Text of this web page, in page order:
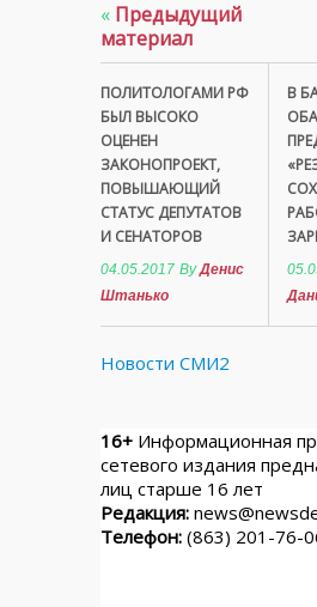
« Предыдущий
материал
ПОЛИТОЛОГАМИ РФ
БЫЛ ВЫСОКО
ОЦЕНЕН
ЗАКОНОПРОЕКТ,
ПОВЫШАЮЩИЙ
СТАТУС ДЕПУТАТОВ
И СЕНАТОРОВ
04.05.2017 ByДенис
Штанько
В
Новости СМИ2
16+ Информационная
сетевого издания
лиц старше 16 лет
Редакция:
Телефон: (863) 201-76-